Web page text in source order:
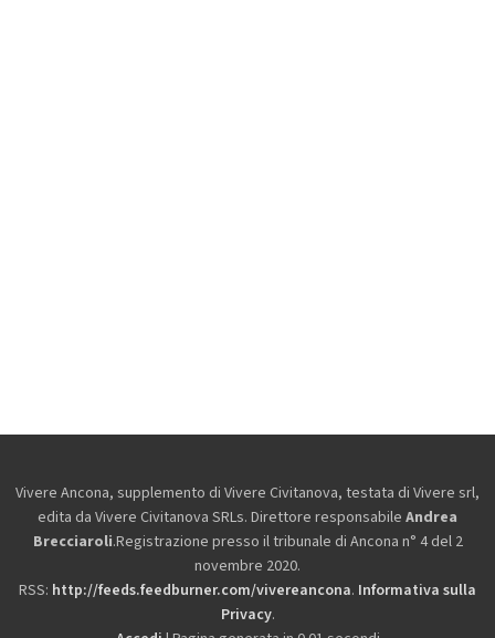
Vivere Ancona, supplemento di Vivere Civitanova, testata di Vivere srl,
edita da Vivere Civitanova SRLs. Direttore responsabile Andrea
Brecciaroli.Registrazione presso il tribunale di Ancona n° 4 del 2
novembre 2020.
RSS: http://feeds.feedburner.com/vivereancona. Informativa sulla
Privacy.